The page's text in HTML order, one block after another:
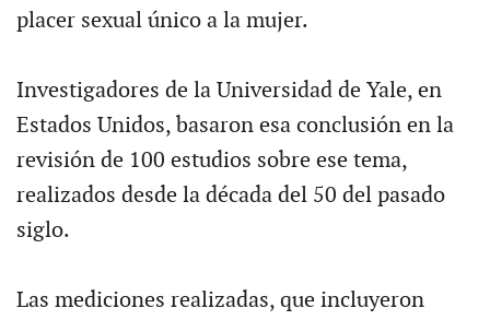
placer sexual único a la mujer.
Investigadores de la Universidad de Yale, en
Estados Unidos, basaron esa conclusión en la
revisión de 100 estudios sobre ese tema,
realizados desde la década del 50 del pasado
siglo.
Las mediciones realizadas, que incluyeron